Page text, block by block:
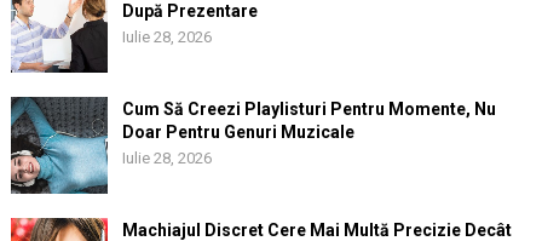
După Prezentare
Iulie 28, 2026
Cum Să Creezi Playlisturi Pentru Momente, Nu
Doar Pentru Genuri Muzicale
Iulie 28, 2026
Machiajul Discret Cere Mai Multă Precizie Decât